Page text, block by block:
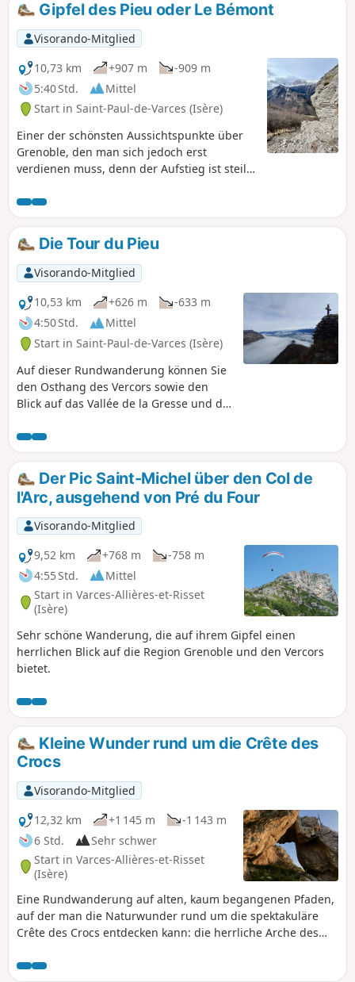
Gipfel des Pieu oder Le Bémont
Visorando-Mitglied
10,73 km
+907 m
-909 m
5:40 Std.
Mittel
Start in Saint-Paul-de-Varces (Isère)
Einer der schönsten Aussichtspunkte über
Grenoble, den man sich jedoch erst
verdienen muss, denn der Aufstieg ist steil!
vermeiden. Wanderstöcke sehr dringend
empfohlen. Die Schwierigkeit dieser
Wanderung konzentriert sich auf die 300
Höhenmeter vor dem Gipfel, wo der Hang im
Unterholz sehr steil ist, auf schlammigem
und rutschigem Boden mit teilweise nur
schwachen Spuren. Der Abstieg ist
anschließend sehr sanft und angenehm,
weshalb es sich lohnt, die Route in dieser
Richtung zu nehmen.
Die Tour du Pieu
Visorando-Mitglied
10,53 km
+626 m
-633 m
4:50 Std.
Mittel
Start in Saint-Paul-de-Varces (Isère)
Auf dieser Rundwanderung können Sie
den Osthang des Vercors sowie den
Blick auf das Vallée de la Gresse und die
(Taillefer, Belledonne) entdecken. Die
Vegetation am Osthang des Pieu ist
sehr charakteristisch für mediterrane
Regionen, obwohl wir uns mitten in den
Alpen befinden. Hinzufügung des
Moderators am 17.05.2021: Achtung!
Parkplatzproblem am Startpunkt. Siehe
Vorschlag am Anfang der Beschreibung
und den Kommentar vom 17.05.2021
Der Pic Saint-Michel über den Col de
l'Arc, ausgehend von Pré du Four
Visorando-Mitglied
9,52 km
+768 m
-758 m
4:55 Std.
Mittel
Start in Varces-Allières-et-Risset
(Isère)
Sehr schöne Wanderung, die auf ihrem Gipfel einen
herrlichen Blick auf die Region Grenoble und den Vercors
bietet.
Kleine Wunder rund um die Crête des
Crocs
Visorando-Mitglied
12,32 km
+1 145 m
-1 143 m
6 Std.
Sehr schwer
Start in Varces-Allières-et-Risset
(Isère)
Eine Rundwanderung auf alten, kaum begangenen Pfaden,
auf der man die Naturwunder rund um die spektakuläre
Crête des Crocs entdecken kann: die herrliche Arche des
mit seinem einzigartigen Blick auf den Roc Cornafion sowie